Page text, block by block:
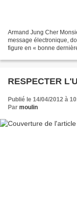
Armand Jung Cher
message électronique,
figure en « bonne
RESPECTER
Publié le 14/04/2012 à
Par moulin